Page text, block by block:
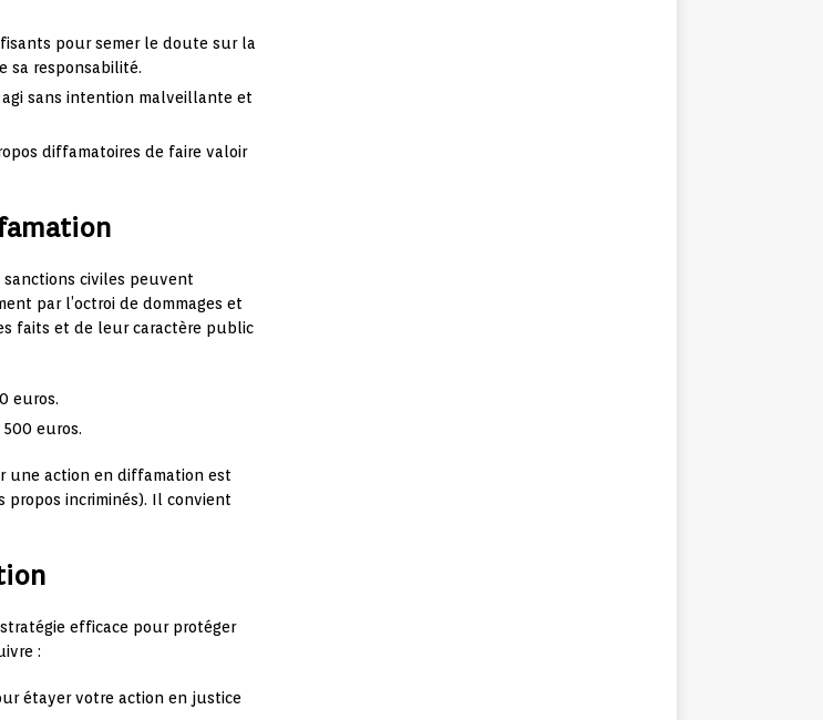
pour semer le doute sur la
sa responsabilité.
sans intention malveillante et
diffamatoires de faire valoir
civiles peuvent
par l’octroi de dommages et
faits et de leur caractère public
euros.
euros.
une action en diffamation est
incriminés). Il convient
efficace pour protéger
:
étayer votre action en justice